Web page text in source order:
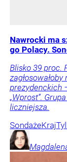
Nawrocki ma
go Polacy.
Blisko 39 proc.
prezydenckich
„Wprost”.
liczniejsza.
SondażeKraj